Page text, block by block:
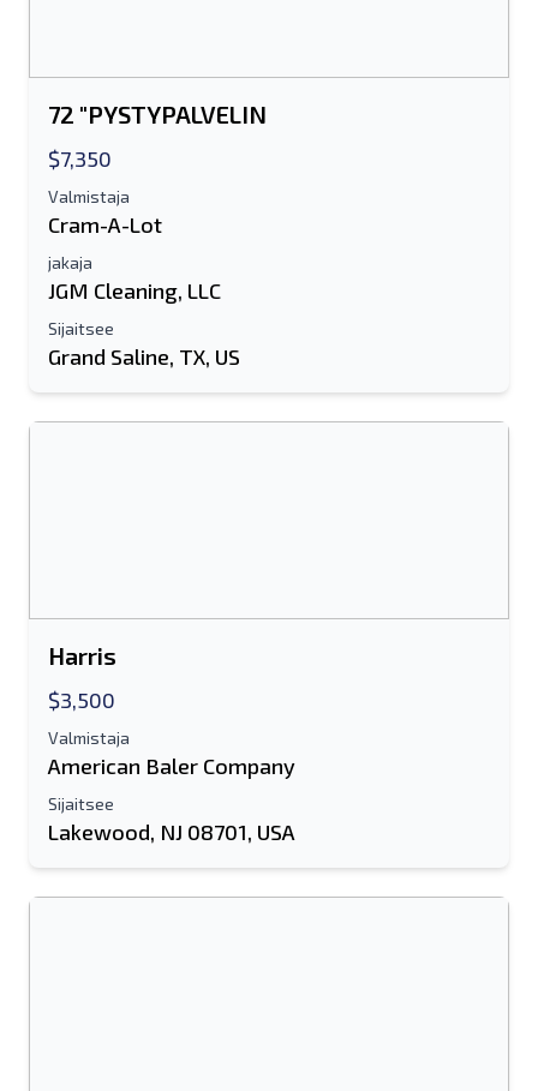
Send a Message
Koko nimi
Sähköpostiosoite
Matkapuhelin
72 "PYSTYPALVELIN
$7,350
Valmistaja
Cram-A-Lot
jakaja
JGM Cleaning, LLC
Sijaitsee
Grand Saline, TX, US
Harris
$3,500
Valmistaja
American Baler Company
Sijaitsee
Lakewood, NJ 08701, USA
Tekstiluettelo mobiililaitteelle
Koko nimesi